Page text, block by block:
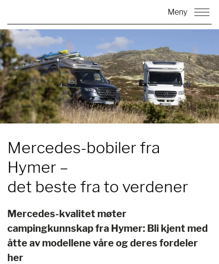
Meny
Mercedes-bobiler fra
Hymer –
det beste fra to verdener
Mercedes-kvalitet møter
campingkunnskap fra Hymer: Bli kjent med
åtte av modellene våre og deres fordeler
her